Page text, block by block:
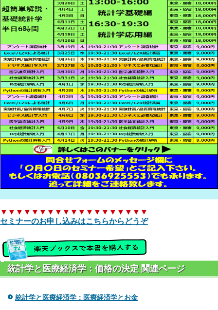
▼▼▼▼▼▼▼▼▼▼▼▼▼▼▼▼▼▼▼
セミナーのお申し込みはこちらからどうぞ
統計学と医療経済学：価格の決定 関連ページ
統計学と医療経済学：医療経済学とお金